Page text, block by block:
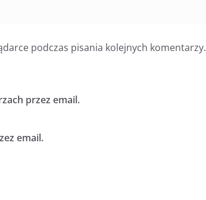
podczas pisania kolejnych komentarzy.
przez email.
email.